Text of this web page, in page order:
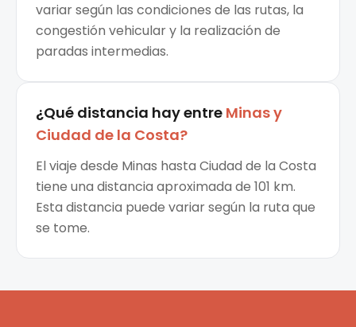
variar según las condiciones de las rutas, la
congestión vehicular y la realización de
paradas intermedias.
¿Qué distancia hay entre Minasy
Ciudad de la Costa?
El viaje desde Minas hasta Ciudad de la Costa
tiene una distancia aproximada de 101 km.
Esta distancia puede variar según la ruta que
se tome.